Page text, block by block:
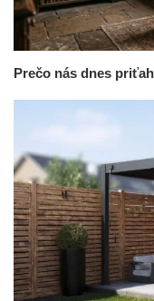
Prečo nás dnes